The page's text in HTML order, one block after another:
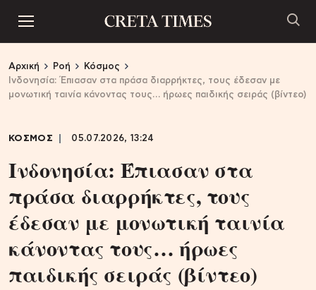
Αρχική Ροή
Κόσμος
Ινδονησία: Έπιασαν στα πράσα διαρρήκτες, τους έδεσαν με
μονωτική ταινία κάνοντας τους… ήρωες παιδικής σειράς (βίντεο)
ΚΟΣΜΟΣ 05.07.2026, 13:24
Ινδονησία: Έπιασαν στα
πράσα διαρρήκτες, τους
έδεσαν με μονωτική ταινία
κάνοντας τους… ήρωες
παιδικής σειράς (βίντεο)